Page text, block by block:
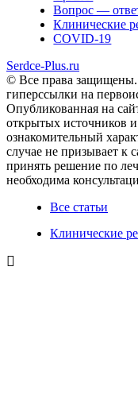
Вопрос —
Клинические
COVID-19
Serdce-Plus.ru
© Все права защищены.
гиперссылки на
Опубликованная на
открытых источников
ознакомительный
случае не призывает
принять решение по
необходима
Все статьи
Клинические